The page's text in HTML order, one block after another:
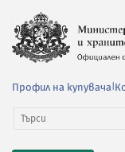
Профил на купувача